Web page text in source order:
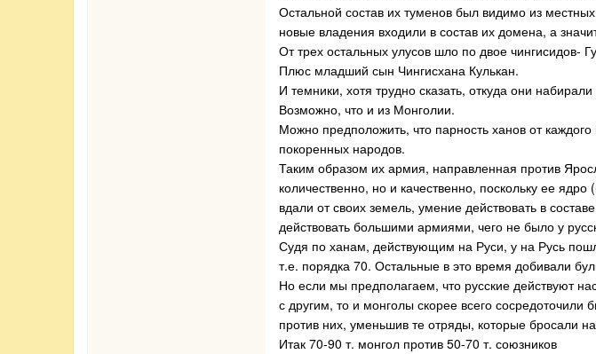
Остальной состав их туменов был видимо из
новые владения входили в состав их домена, а
От трех остальных улусов шло по двое чингисидов-
Плюс младший сын Чингисхана Кулькан.
И темники, хотя трудно сказать, откуда они
Возможно, что и из Монголии.
Можно предположить, что парность ханов от
покоренных народов.
Таким образом их армия, направленная против
количественно, но и качественно, поскольку ее
вдали от своих земель, умение действовать в
действовать большими армиями, чего не было у
Судя по ханам, действующим на Руси, у на Русь
т.е. порядка 70. Остальные в это время добивали
Но если мы предполагаем, что русские действуют
с другим, то и монголы скорее всего сосредоточили
против них, уменьшив те отряды, которые бросали
Итак 70-90 т. монгол против 50-70 т. союзников